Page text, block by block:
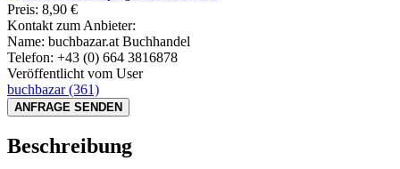
Preis: 8,90 €
Kontakt zum Anbieter:
Name: buchbazar.at Buchhandel
Telefon: +43 (0) 664 3816878
Veröffentlicht vom User
buchbazar(361)
ANFRAGE SENDEN
Beschreibung